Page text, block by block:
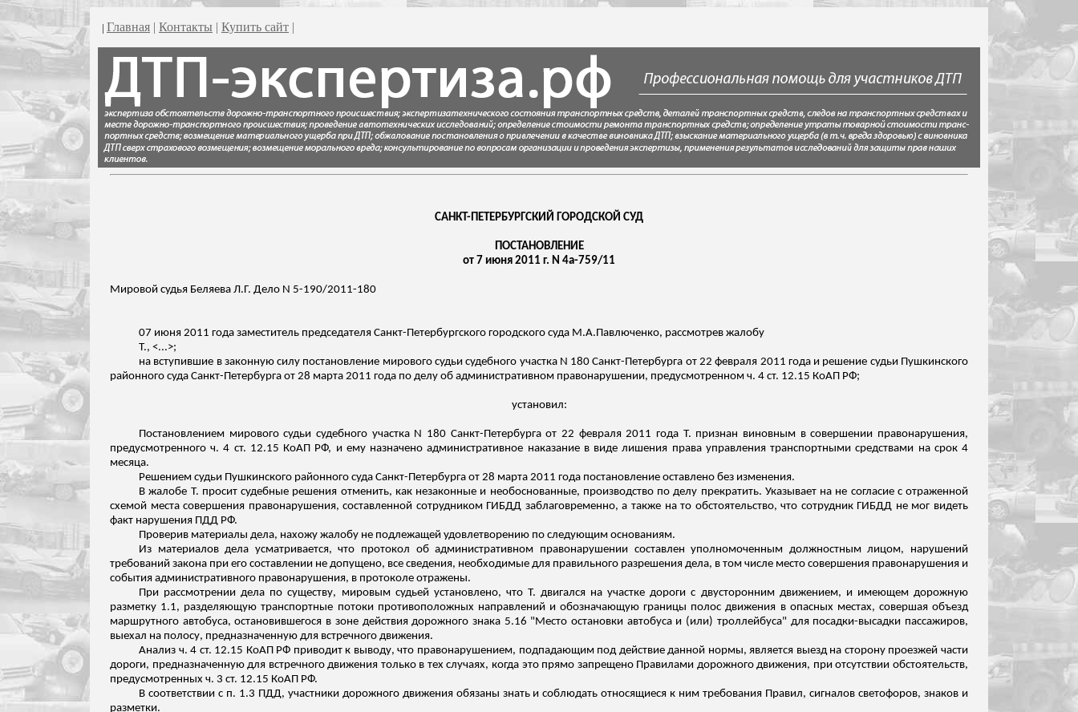
| Главная | Контакты | Купить сайт |
САНКТ-ПЕТЕРБУРГСКИЙ ГОРОДСКОЙ СУД
ПОСТАНОВЛЕНИЕ
от 7 июня 2011 г. N 4а-759/11
Мировой судья Беляева Л.Г. Дело N 5-190/2011-180
07 июня 2011 года заместитель председателя Санкт-Петербургского городского суда М.А.Павлюченко, рассмотрев жалобу
Т., <...>;
на вступившие в законную силу постановление мирового судьи судебного участка N 180 Санкт-Петербурга от 22 февраля 2011 года и решение судьи Пушкинского
районного суда Санкт-Петербурга от 28 марта 2011 года по делу об административном правонарушении, предусмотренном ч. 4 ст. 12.15 КоАП РФ;
установил:
Постановлением мирового судьи судебного участка N 180 Санкт-Петербурга от 22 февраля 2011 года Т. признан виновным в совершении правонарушения,
предусмотренного ч. 4 ст. 12.15 КоАП РФ, и ему назначено административное наказание в виде лишения права управления транспортными средствами на срок 4
месяца.
Решением судьи Пушкинского районного суда Санкт-Петербурга от 28 марта 2011 года постановление оставлено без изменения.
В жалобе Т. просит судебные решения отменить, как незаконные и необоснованные, производство по делу прекратить. Указывает на не согласие с отраженной
схемой места совершения правонарушения, составленной сотрудником ГИБДД заблаговременно, а также на то обстоятельство, что сотрудник ГИБДД не мог видеть
факт нарушения ПДД РФ.
Проверив материалы дела, нахожу жалобу не подлежащей удовлетворению по следующим основаниям.
Из материалов дела усматривается, что протокол об административном правонарушении составлен уполномоченным должностным лицом, нарушений
требований закона при его составлении не допущено, все сведения, необходимые для правильного разрешения дела, в том числе место совершения правонарушения и
события административного правонарушения, в протоколе отражены.
При рассмотрении дела по существу, мировым судьей установлено, что Т. двигался на участке дороги с двусторонним движением, и имеющем дорожную
разметку 1.1, разделяющую транспортные потоки противоположных направлений и обозначающую границы полос движения в опасных местах, совершая объезд
маршрутного автобуса, остановившегося в зоне действия дорожного знака 5.16 "Место остановки автобуса и (или) троллейбуса" для посадки-высадки пассажиров,
выехал на полосу, предназначенную для встречного движения.
Анализ ч. 4 ст. 12.15 КоАП РФ приводит к выводу, что правонарушением, подпадающим под действие данной нормы, является выезд на сторону проезжей части
дороги, предназначенную для встречного движения только в тех случаях, когда это прямо запрещено Правилами дорожного движения, при отсутствии обстоятельств,
предусмотренных ч. 3 ст. 12.15 КоАП РФ.
В соответствии с п. 1.3 ПДД, участники дорожного движения обязаны знать и соблюдать относящиеся к ним требования Правил, сигналов светофоров, знаков и
разметки.